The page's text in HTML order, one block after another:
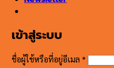
เข้าสู่ระบบ
ชื่อผู้ใช้หรือที่อยู่อีเมล * ต้องการ